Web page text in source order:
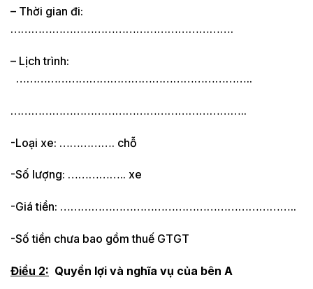
– Thời gian đi:
……………………………………………………….
– Lịch trình:
…………………………………………………………..
…………………………………………………………..
-Loại xe: ……………. chỗ
-Số lượng: …………….. xe
-Giá tiền: …………………………………………………………..
-Số tiền chưa bao gồm thuế GTGT
Điều 2: Quyền lợi và nghĩa vụ của bên A